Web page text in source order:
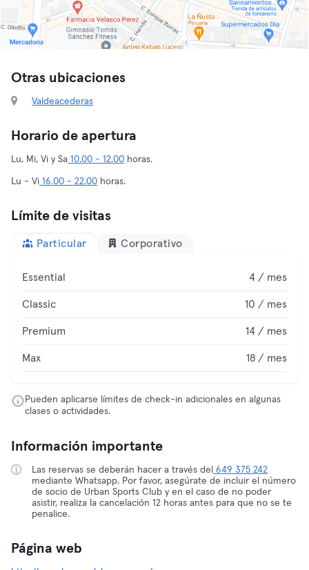
Otras ubicaciones
Valdeacederas
Horario de apertura
Lu, Mi, Vi y Sa 10.00 - 12.00 horas.
Lu - Vi 16.00 - 22.00 horas.
Límite de visitas
Particular Corporativo
Essential 4 / mes
Classic 10 / mes
Premium 14 / mes
Max 18 / mes
Pueden aplicarse límites de check-in adicionales en algunas
clases o actividades.
Información importante
Las reservas se deberán hacer a través del 649 375 242
mediante Whatsapp. Por favor, asegúrate de incluir el número
de socio de Urban Sports Club y en el caso de no poder
asistir, realiza la cancelación 12 horas antes para que no se te
penalice.
Página web